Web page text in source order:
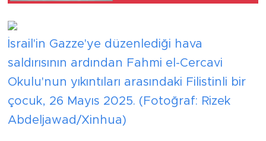
İsrail'in Gazze'ye düzenlediği hava
saldırısının ardından Fahmi el-Cercavi
Okulu'nun yıkıntıları arasındaki Filistinli bir
çocuk, 26 Mayıs 2025. (Fotoğraf: Rizek
Abdeljawad/Xinhua)